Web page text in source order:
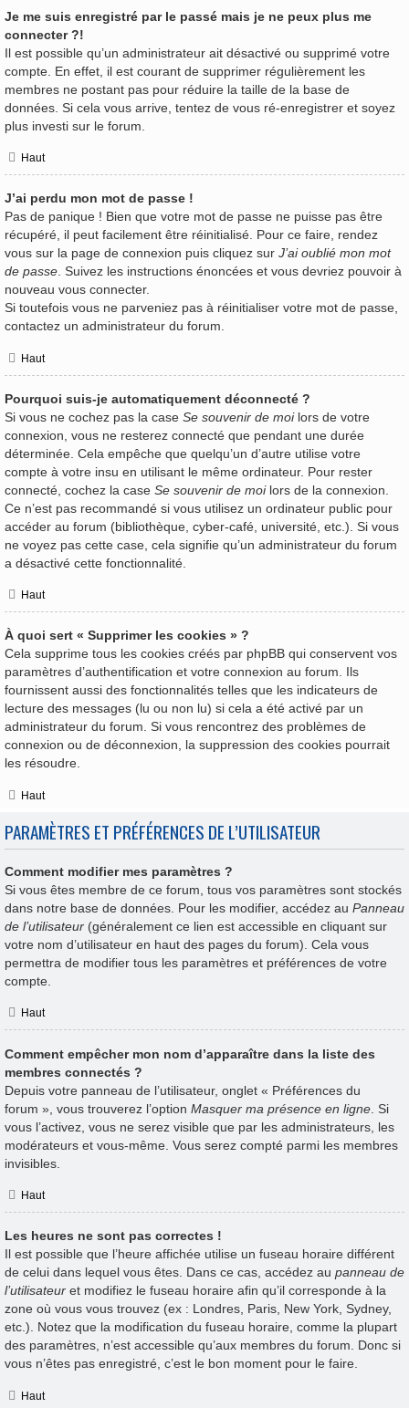
Je me suis enregistré par le passé mais je ne peux plus me
connecter ?!
Il est possible qu’un administrateur ait désactivé ou supprimé votre
compte. En effet, il est courant de supprimer régulièrement les
membres ne postant pas pour réduire la taille de la base de
données. Si cela vous arrive, tentez de vous ré-enregistrer et soyez
plus investi sur le forum.
Haut
J’ai perdu mon mot de passe !
Pas de panique ! Bien que votre mot de passe ne puisse pas être
récupéré, il peut facilement être réinitialisé. Pour ce faire, rendez
vous sur la page de connexion puis cliquez sur J’ai oublié mon mot
de passe. Suivez les instructions énoncées et vous devriez pouvoir à
nouveau vous connecter.
Si toutefois vous ne parveniez pas à réinitialiser votre mot de passe,
contactez un administrateur du forum.
Haut
Pourquoi suis-je automatiquement déconnecté ?
Si vous ne cochez pas la case Se souvenir de moilors de votre
connexion, vous ne resterez connecté que pendant une durée
déterminée. Cela empêche que quelqu’un d’autre utilise votre
compte à votre insu en utilisant le même ordinateur. Pour rester
connecté, cochez la case Se souvenir de moilors de la connexion.
Ce n’est pas recommandé si vous utilisez un ordinateur public pour
accéder au forum (bibliothèque, cyber-café, université, etc.). Si vous
ne voyez pas cette case, cela signifie qu’un administrateur du forum
a désactivé cette fonctionnalité.
Haut
À quoi sert « Supprimer les cookies » ?
Cela supprime tous les cookies créés par phpBB qui conservent vos
paramètres d’authentification et votre connexion au forum. Ils
fournissent aussi des fonctionnalités telles que les indicateurs de
lecture des messages (lu ou non lu) si cela a été activé par un
administrateur du forum. Si vous rencontrez des problèmes de
connexion ou de déconnexion, la suppression des cookies pourrait
les résoudre.
Haut
PARAMÈTRES ET PRÉFÉRENCES DE L’UTILISATEUR
Comment modifier mes paramètres ?
Si vous êtes membre de ce forum, tous vos paramètres sont stockés
dans notre base de données. Pour les modifier, accédez au Panneau
de l’utilisateur (généralement ce lien est accessible en cliquant sur
votre nom d’utilisateur en haut des pages du forum). Cela vous
permettra de modifier tous les paramètres et préférences de votre
compte.
Haut
Comment empêcher mon nom d’apparaître dans la liste des
membres connectés ?
Depuis votre panneau de l’utilisateur, onglet « Préférences du
forum », vous trouverez l’option Masquer ma présence en ligne . Si
vous l’activez, vous ne serez visible que par les administrateurs, les
modérateurs et vous-même. Vous serez compté parmi les membres
invisibles.
Haut
Les heures ne sont pas correctes !
Il est possible que l’heure affichée utilise un fuseau horaire différent
de celui dans lequel vous êtes. Dans ce cas, accédez au panneau de
l’utilisateur et modifiez le fuseau horaire afin qu’il corresponde à la
zone où vous vous trouvez (ex : Londres, Paris, New York, Sydney,
etc.). Notez que la modification du fuseau horaire, comme la plupart
des paramètres, n’est accessible qu’aux membres du forum. Donc si
vous n’êtes pas enregistré, c’est le bon moment pour le faire.
Haut